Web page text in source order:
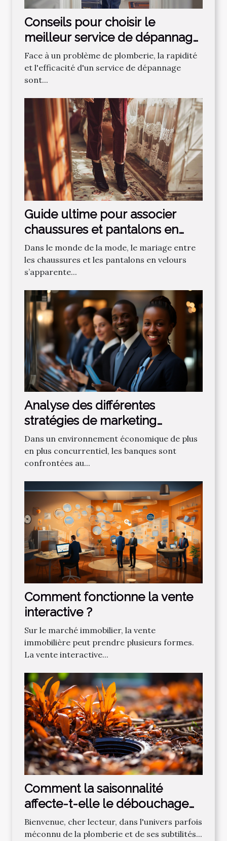
Conseils pour choisir le
meilleur service de dépannage
plomberie
Face à un problème de plomberie, la rapidité
et l'efficacité d'un service de dépannage
sont...
Guide ultime pour associer
chaussures et pantalons en
velours
Dans le monde de la mode, le mariage entre
les chaussures et les pantalons en velours
s’apparente...
Analyse des différentes
stratégies de marketing
bancaire pour attirer de
nouveaux clients
Dans un environnement économique de plus
en plus concurrentiel, les banques sont
confrontées au...
Comment fonctionne la vente
interactive ?
Sur le marché immobilier, la vente
immobilière peut prendre plusieurs formes.
La vente interactive...
Comment la saisonnalité
affecte-t-elle le débouchage
des canalisations?
Bienvenue, cher lecteur, dans l'univers parfois
méconnu de la plomberie et de ses subtilités...